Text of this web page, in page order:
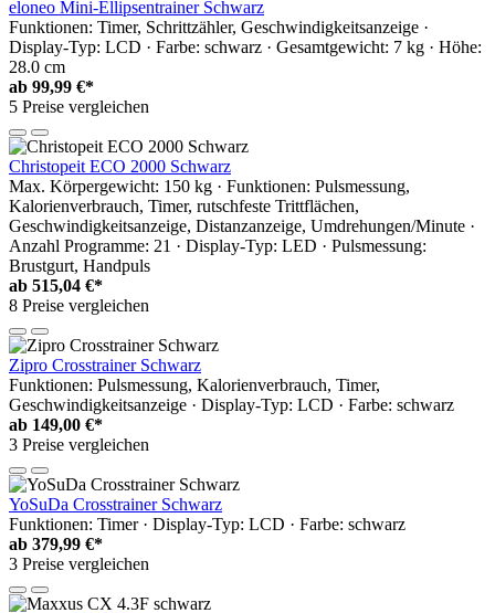
eloneo Mini-Ellipsentrainer Schwarz
Funktionen: Timer, Schrittzähler, Geschwindigkeitsanzeige ·
Display-Typ: LCD · Farbe: schwarz · Gesamtgewicht: 7 kg · Höhe:
28.0 cm
ab 99,99 €*
5 Preise vergleichen
Christopeit ECO 2000 Schwarz
Max. Körpergewicht: 150 kg · Funktionen: Pulsmessung,
Kalorienverbrauch, Timer, rutschfeste Trittflächen,
Geschwindigkeitsanzeige, Distanzanzeige, Umdrehungen/Minute ·
Anzahl Programme: 21 · Display-Typ: LED · Pulsmessung:
Brustgurt, Handpuls
ab 515,04 €*
8 Preise vergleichen
Zipro Crosstrainer Schwarz
Funktionen: Pulsmessung, Kalorienverbrauch, Timer,
Geschwindigkeitsanzeige · Display-Typ: LCD · Farbe: schwarz
ab 149,00 €*
3 Preise vergleichen
YoSuDa Crosstrainer Schwarz
Funktionen: Timer · Display-Typ: LCD · Farbe: schwarz
ab 379,99 €*
3 Preise vergleichen